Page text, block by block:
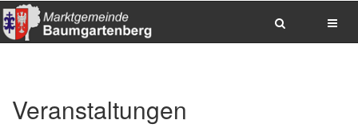
Sitemap anzeigen
Suche
Veranstaltungen